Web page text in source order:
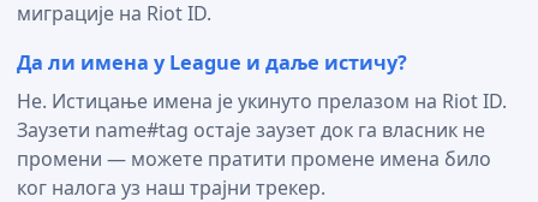
миграције на Riot ID.
Да ли имена у League и даље истичу?
Не. Истицање имена је укинуто прелазом на Riot ID.
Заузети name#tag остаје заузет док га власник не
промени — можете пратити промене имена било
ког налога уз наш трајни трекер.